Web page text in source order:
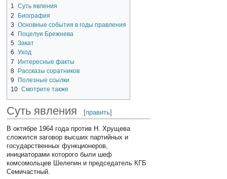
1
Суть явления
2
Биография
3
Основные события в годы правления
4
Поцелуи Брежнева
5 Закат
6
Уход
7
Интересные факты
8 Рассказы соратников
9
Полезные ссылки
10 Смотрите также
Суть явления [править]
В октябре 1964 года против Н. Хрущева
сложился заговор высших партийных и
государственных функционеров,
инициаторами которого были шеф
комсомольцев Шелепин и председатель КГБ
Семичастный.